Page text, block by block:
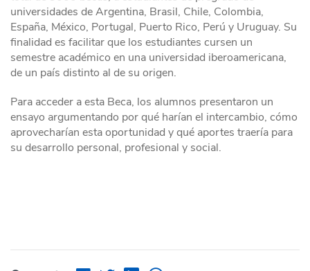
universidades de Argentina, Brasil, Chile, Colombia,
España, México, Portugal, Puerto Rico, Perú y Uruguay. Su
finalidad es facilitar que los estudiantes cursen un
semestre académico en una universidad iberoamericana,
de un país distinto al de su origen.
Para acceder a esta Beca, los alumnos presentaron un
ensayo argumentando por qué harían el intercambio, cómo
aprovecharían esta oportunidad y qué aportes traería para
su desarrollo personal, profesional y social.